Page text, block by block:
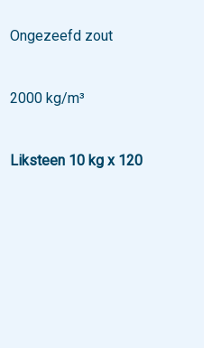
Ongezeefd zout
2000 kg/m³
Liksteen 10 kg x 120